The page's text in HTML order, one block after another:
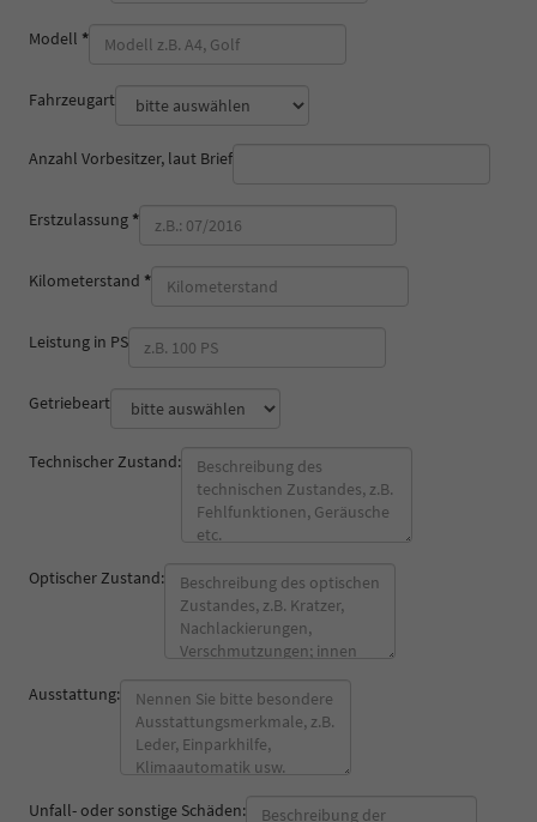
Modell *
Fahrzeugart
Anzahl Vorbesitzer, laut Brief
Erstzulassung *
Kilometerstand *
Leistung in PS
Getriebeart
Technischer Zustand:
Optischer Zustand:
Ausstattung:
Unfall- oder sonstige Schäden: